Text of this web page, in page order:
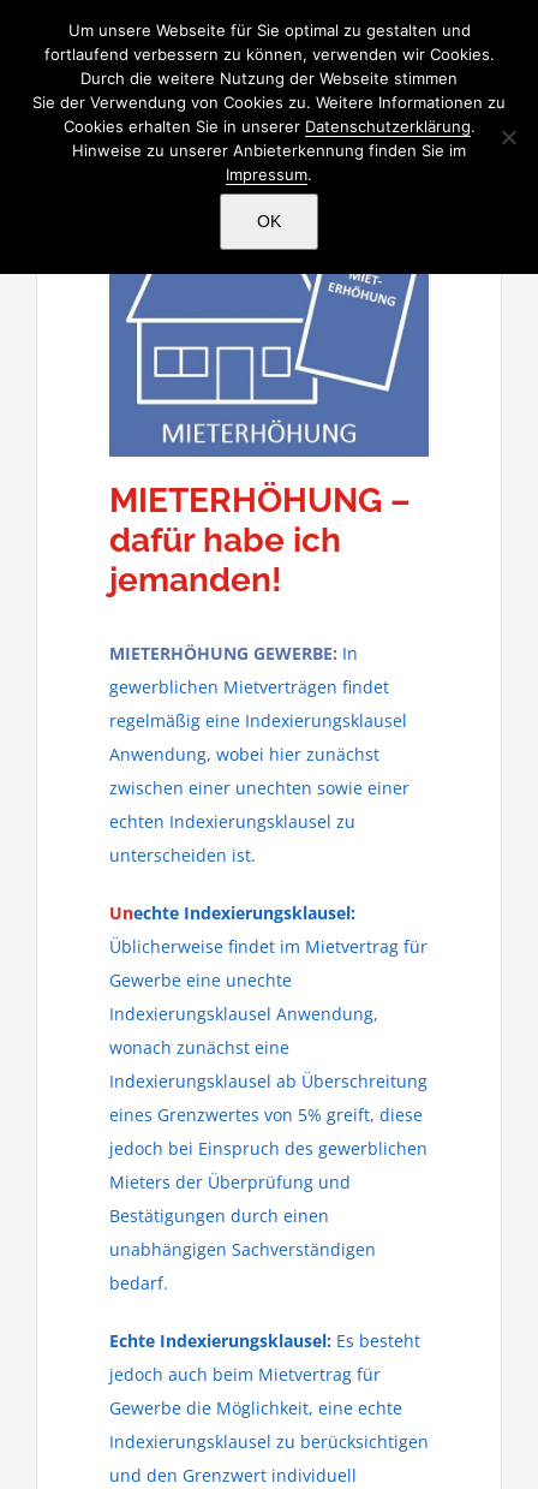
Inhalt
MIETERHÖHUNG –
dafür habe ich
jemanden!
MIETERHÖHUNG GEWERBE: In
gewerblichen Mietverträgen findet
regelmäßig eine Indexierungsklausel
Anwendung, wobei hier zunächst
zwischen einer unechten sowie einer
echten Indexierungsklausel zu
unterscheiden ist.
Unechte Indexierungsklausel:
Üblicherweise findet im Mietvertrag für
Gewerbe eine unechte
Indexierungsklausel Anwendung,
wonach zunächst eine
Indexierungsklausel ab Überschreitung
eines Grenzwertes von 5% greift, diese
jedoch bei Einspruch des gewerblichen
Mieters der Überprüfung und
Bestätigungen durch einen
unabhängigen Sachverständigen
bedarf.
Echte Indexierungsklausel: Es besteht
jedoch auch beim Mietvertrag für
Gewerbe die Möglichkeit, eine echte
Indexierungsklausel zu berücksichtigen
und den Grenzwert individuell
Um unsere Webseite für Sie optimal zu gestalten und
fortlaufend verbessern zu können, verwenden wir Cookies.
Durch die weitere Nutzung der Webseite stimmen
Sie der Verwendung von Cookies zu. Weitere Informationen zu
Cookies erhalten Sie in unserer Datenschutzerklärung.
Hinweise zu unserer Anbieterkennung finden Sie im
Impressum.
OK